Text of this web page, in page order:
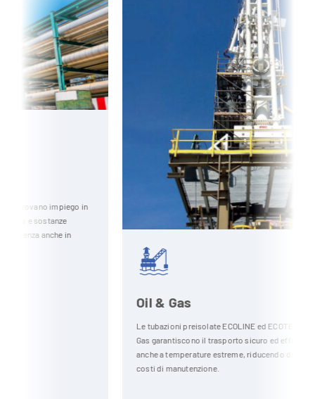
Le tubazioni preisolate ECOLINE ed ECOTECH per il settore Oil &
Gas garantiscono il trasporto sicuro ed efficiente di liquidi e gas,
anche a temperature estreme, riducendo dispersioni termiche e
costi di manutenzione.